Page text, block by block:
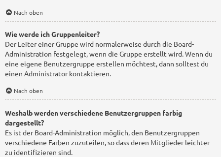
Nach oben
Wie werde ich Gruppenleiter?
Der Leiter einer Gruppe wird normalerweise durch die Board-
Administration festgelegt, wenn die Gruppe erstellt wird. Wenn du
eine eigene Benutzergruppe erstellen möchtest, dann solltest du
einen Administrator kontaktieren.
Nach oben
Weshalb werden verschiedene Benutzergruppen farbig
dargestellt?
Es ist der Board-Administration möglich, den Benutzergruppen
verschiedene Farben zuzuteilen, so dass deren Mitglieder leichter
zu identifizieren sind.